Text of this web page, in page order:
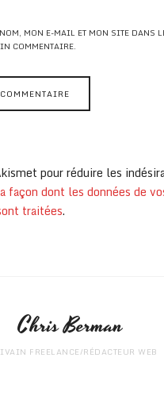
MON E-MAIL ET MON SITE DANS
COMMENTAIRE.
pour réduire les
façon dont les données de
traitées.
Chris Berman
FREELANCE/RÉDACTEUR WEB